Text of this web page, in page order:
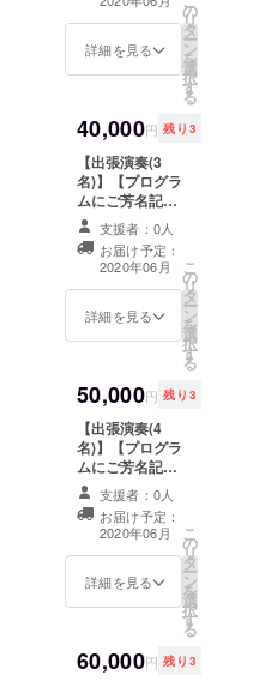
張演奏を行いま
す。 ※会場代及
び松阪駅からの
約１時間のプロ
グラムの予定で
す。 ・希望者の
み、プログラム
にご芳名を記載
させて頂きま
す。 ※支援時、
必ず備考欄にご
希望のお名前を
い。
詳細を見る
の
リ
タ
ー
ン
を
選
択
す
る
40,000円 残り3
【出張演奏(3
名)】【プログラ
ムにご芳名記
載】 ・演奏者の
うち３名がご希
望の場所まで出
張演奏を行いま
す。 ※会場代及
び松阪駅からの
約１時間のプロ
グラムの予定で
す。 ・希望者の
み、プログラム
にご芳名を記載
させて頂きま
す。 ※支援時、
必ず備考欄にご
希望のお名前を
い。
支援者：0人
お届け予定：
2020年06月
詳細を見る
こ
の
リ
タ
ー
ン
を
選
択
す
る
50,000円 残り3
【出張演奏(4
名)】【プログラ
ムにご芳名記
載】 ・演奏者の
うち４名がご希
望の場所まで出
張演奏を行いま
す。 ※会場代及
び松阪駅からの
約１時間のプロ
グラムの予定で
支援者：0人
お届け予定：
2020年06月
詳細を見る
こ
の
リ
タ
ー
ン
を
選
択
す
る
60,000円 残り3